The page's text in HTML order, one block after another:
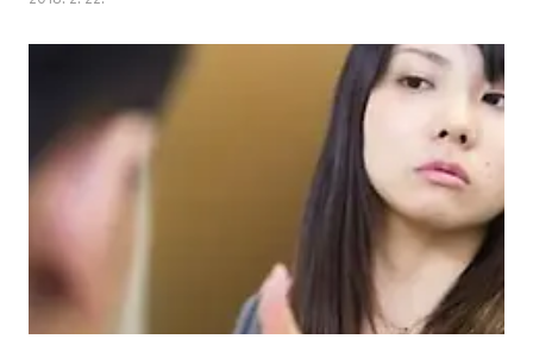
선 맞음) 그땐 정말 교수님들도 너희들 장래가 그리 밝지는 않다고 말씀하시던
시절이었죠. 컴공 전망을 컴퓨터 공학과 교수님마저 약간은 비관적으로 말씀하
셨으니 말 다 했죠. 근데 요즘은 그렇지 않습니다. 시대가 많이 변했어요. 글만
쓰는 사무직보단 기술을 갖춘 기능공을 원하는 시대로 변했습니다. 그래서 컴
공 전망이..